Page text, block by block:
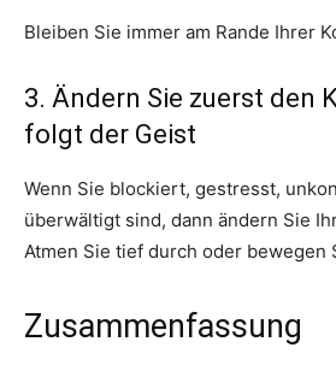
Bleiben Sie immer am Rande Ihrer
3. Ändern Sie zuerst den
folgt der Geist
Wenn Sie blockiert, gestresst,
überwältigt sind, dann ändern Sie
Atmen Sie tief durch oder bewegen
Zusammenfassung